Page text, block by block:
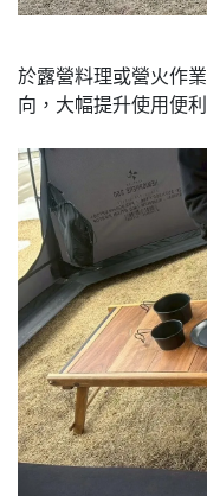
於露營料理或營火作
向，大幅提升使用便利